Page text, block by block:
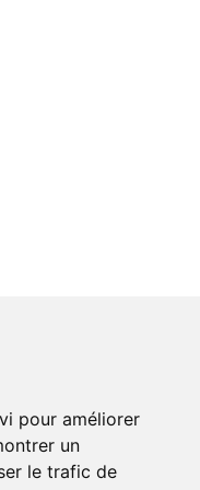
pour améliorer
un
le trafic de